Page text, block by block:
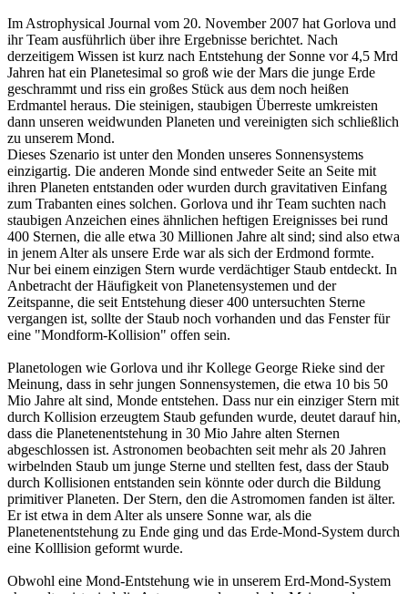
Im Astrophysical Journal vom 20. November 2007 hat Gorlova und
ihr Team ausführlich über ihre Ergebnisse berichtet. Nach
derzeitigem Wissen ist kurz nach Entstehung der Sonne vor 4,5 Mrd
Jahren hat ein Planetesimal so groß wie der Mars die junge Erde
geschrammt und riss ein großes Stück aus dem noch heißen
Erdmantel heraus. Die steinigen, staubigen Überreste umkreisten
dann unseren weidwunden Planeten und vereinigten sich schließlich
zu unserem Mond.
Dieses Szenario ist unter den Monden unseres Sonnensystems
einzigartig. Die anderen Monde sind entweder Seite an Seite mit
ihren Planeten entstanden oder wurden durch gravitativen Einfang
zum Trabanten eines solchen. Gorlova und ihr Team suchten nach
staubigen Anzeichen eines ähnlichen heftigen Ereignisses bei rund
400 Sternen, die alle etwa 30 Millionen Jahre alt sind; sind also etwa
in jenem Alter als unsere Erde war als sich der Erdmond formte.
Nur bei einem einzigen Stern wurde verdächtiger Staub entdeckt. In
Anbetracht der Häufigkeit von Planetensystemen und der
Zeitspanne, die seit Entstehung dieser 400 untersuchten Sterne
vergangen ist, sollte der Staub noch vorhanden und das Fenster für
eine "Mondform-Kollision" offen sein.
Planetologen wie Gorlova und ihr Kollege George Rieke sind der
Meinung, dass in sehr jungen Sonnensystemen, die etwa 10 bis 50
Mio Jahre alt sind, Monde entstehen. Dass nur ein einziger Stern mit
durch Kollision erzeugtem Staub gefunden wurde, deutet darauf hin,
dass die Planetenentstehung in 30 Mio Jahre alten Sternen
abgeschlossen ist. Astronomen beobachten seit mehr als 20 Jahren
wirbelnden Staub um junge Sterne und stellten fest, dass der Staub
durch Kollisionen entstanden sein könnte oder durch die Bildung
primitiver Planeten. Der Stern, den die Astromomen fanden ist älter.
Er ist etwa in dem Alter als unsere Sonne war, als die
Planetenentstehung zu Ende ging und das Erde-Mond-System durch
eine Kolllision geformt wurde.
Obwohl eine Mond-Entstehung wie in unserem Erd-Mond-System